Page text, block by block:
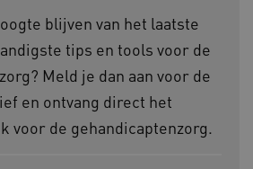
blijven van het laatste
tips en tools voor de
Meld je dan aan voor de
en ontvang direct het
voor de gehandicaptenzorg.
Cloudflare Inc.
.vimeo.com
Google Privacy Policy